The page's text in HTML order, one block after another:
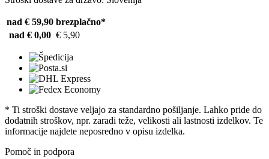
nad € 59,90 brezplačno*
nad € 0,00 € 5,90
* Ti stroški dostave veljajo za standardno pošiljanje. Lahko pride do
dodatnih stroškov, npr. zaradi teže, velikosti ali lastnosti izdelkov. Te
informacije najdete neposredno v opisu izdelka.
Pomoč in podpora